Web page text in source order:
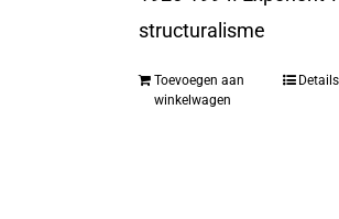
structuralisme
Toevoegen aan
winkelwagen
Details